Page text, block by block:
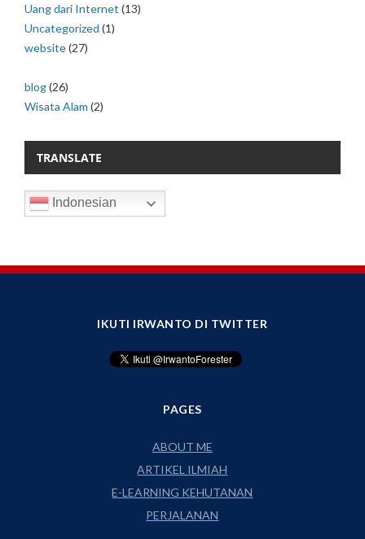
Uang dari Internet (13)
Uncategorized (1)
website(27)
blog(26)
Wisata Alam (2)
TRANSLATE
Indonesian
IKUTI IRWANTO DI TWITTER
PAGES
ABOUT ME
ARTIKEL ILMIAH
E-LEARNING KEHUTANAN
PERJALANAN